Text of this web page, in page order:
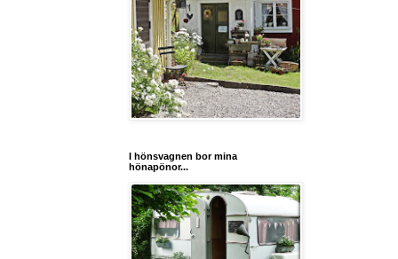
I hönsvagnen bor mina
hönapönor...